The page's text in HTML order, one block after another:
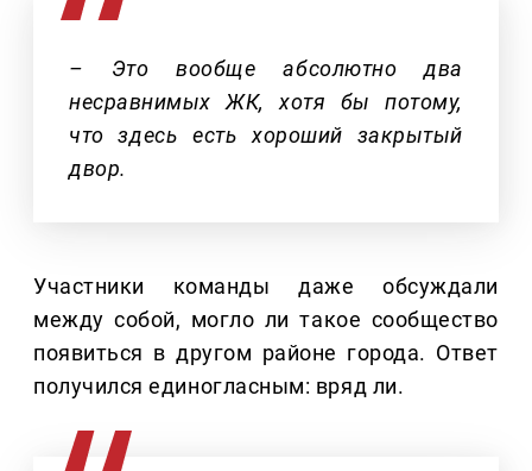
– Это вообще абсолютно два
несравнимых ЖК, хотя бы потому,
что здесь есть хороший закрытый
двор.
Участники команды даже обсуждали
между собой, могло ли такое сообщество
появиться в другом районе города. Ответ
получился единогласным: вряд ли.